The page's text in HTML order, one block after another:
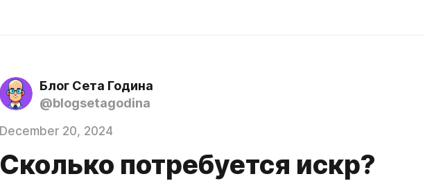
Блог Сета Година
@blogsetagodina
December 20, 2024
Сколько потребуется искр?